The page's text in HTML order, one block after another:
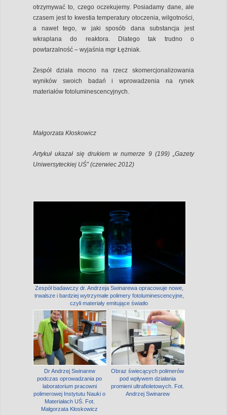
otrzymywać to, czego oczekujemy. Posiadamy dane, ale
czasem jest to kwestia temperatury otoczenia, wilgotności,
a nawet tego, w jaki sposób dana substancja jest
wkraplana do reaktora. Dlatego tak trudno o
powtarzalność – wyjaśnia mgr Łężniak.
Zespół działa mocno na rzecz skomercjonalizowania
wyników swoich badań i wprowadzenia na rynek
materiałów fotoluminescencyjnych.
Małgorzata Kłoskowicz
Artykuł ukazał się drukiem w numerze 9 (199) „Gazety
Uniwersyteckiej UŚ” (czerwiec 2012)
Zespół badawczy dr. Andrzeja Swinarewa opracowuje nowe,
trwalsze i bardziej wytrzymałe polimery fotoluminescencyjne,
czyli materiały emitujące światło
Dr Andrzej Swinarew
podczas oprowadzania po
laboratorium pracowni
polimerowej Instytutu Nauki o
Materiałach UŚ. Fot.
Małgorzata Kłoskowicz
Obraz świecących polimerów
pod wpływem działania
promieni ultrafioletowych. Fot.
Andrzej Swinarew